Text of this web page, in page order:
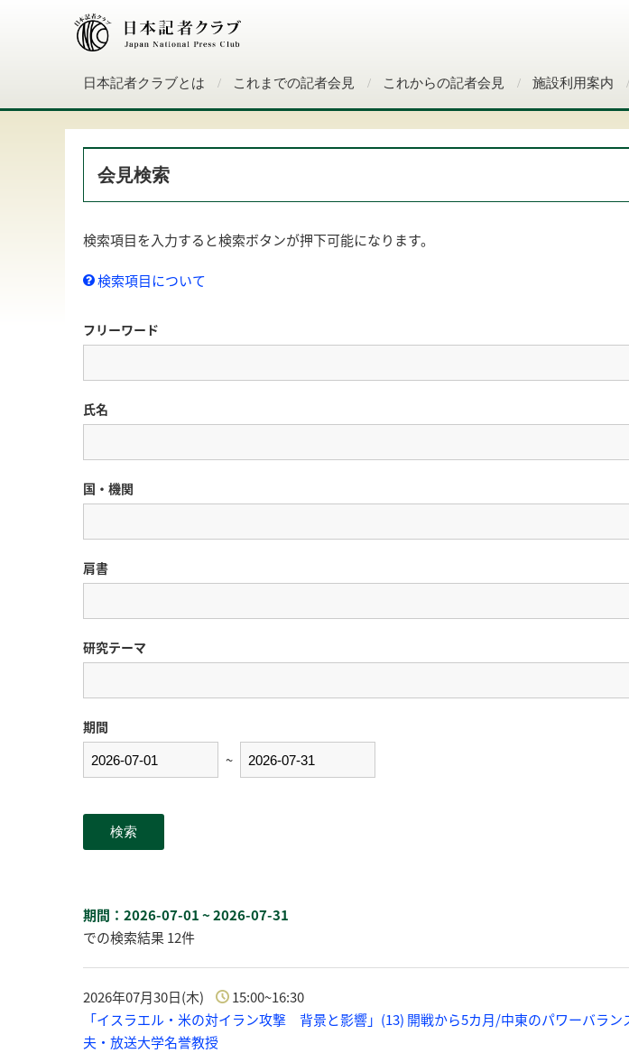
日本記者クラブとは これまでの記者会見 これからの記者会見 施設利用案内
会見検索
検索項目を入力すると検索ボタンが押下可能になります。
検索項目について
フリーワード
氏名
国・機関
肩書
研究テーマ
期間
~
期間：2026-07-01 ~ 2026-07-31
での検索結果 12件
2026年07月30日(木)
15:00~16:30
「イスラエル・米の対イラン攻撃 背景と影響」(13) 開戦から5カ月/中東のパワーバラ
夫・放送大学名誉教授